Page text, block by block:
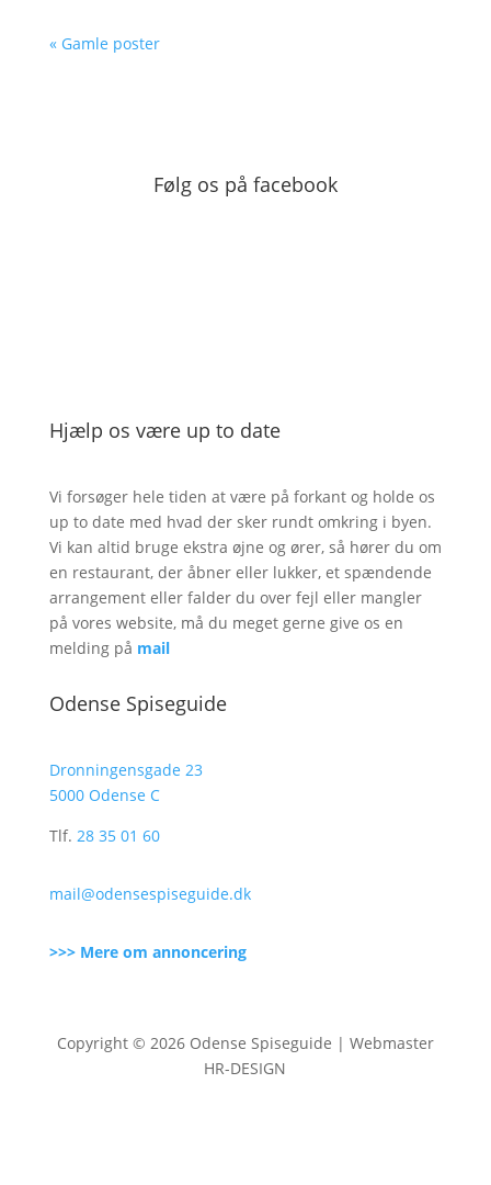
« Gamle poster
Følg os på facebook
Hjælp os være up to date
Vi forsøger hele tiden at være på forkant og holde os
up to date med hvad der sker rundt omkring i byen.
Vi kan altid bruge ekstra øjne og ører, så hører du om
en restaurant, der åbner eller lukker, et spændende
arrangement eller falder du over fejl eller mangler
på vores website, må du meget gerne give os en
melding på mail
Odense Spiseguide
Dronningensgade 23
5000 Odense C
Tlf. 28 35 01 60
mail@odensespiseguide.dk
>>> Mere om annoncering
Copyright © 2026 Odense Spiseguide | Webmaster
HR-DESIGN